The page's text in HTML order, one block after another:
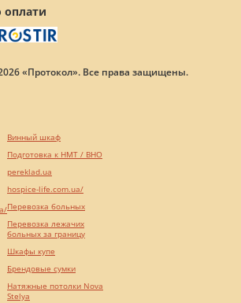
«Протокол». Все права защищены.
Винный шкаф
Подготовка к НМТ / ВНО
pereklad.ua
hospice-life.com.ua/
Перевозка больных
Перевозка лежачих
больных за границу
Шкафы купе
Брендовые сумки
Натяжные потолки Nova
Stelya